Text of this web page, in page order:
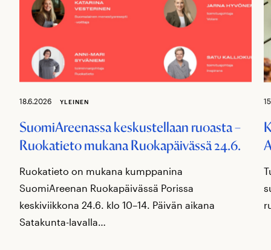
18.6.2026 YLEINEN
SuomiAreenassa keskustellaan ruoasta –
Ruokatieto mukana Ruokapäivässä 24.6.
Ruokatieto on mukana kumppanina
SuomiAreenan Ruokapäivässä Porissa
keskiviikkona 24.6. klo 10–14. Päivän aikana
Satakunta-lavalla…